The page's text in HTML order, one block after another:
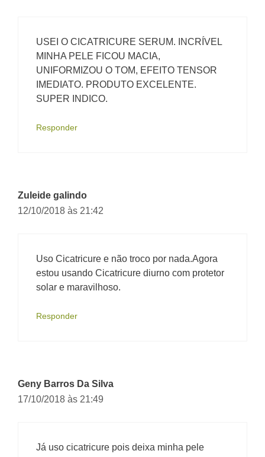
USEI O CICATRICURE SERUM. INCRÍVEL
MINHA PELE FICOU MACIA,
UNIFORMIZOU O TOM, EFEITO TENSOR
IMEDIATO. PRODUTO EXCELENTE.
SUPER INDICO.
Responder
Zuleide galindo
12/10/2018 às 21:42
Uso Cicatricure e não troco por nada.Agora
estou usando Cicatricure diurno com protetor
solar e maravilhoso.
Responder
Geny Barros Da Silva
17/10/2018 às 21:49
Já uso cicatricure pois deixa minha pele